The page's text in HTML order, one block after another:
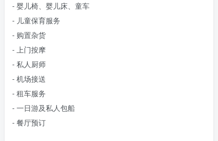
- 婴儿椅、婴儿床、童车
- 儿童保育服务
- 购置杂货
- 上门按摩
- 私人厨师
- 机场接送
- 租车服务
- 一日游及私人包船
- 餐厅预订